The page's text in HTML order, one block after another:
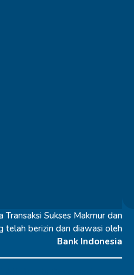
Sukses Makmur dan
telah berizin dan diawasi oleh
Bank Indonesia